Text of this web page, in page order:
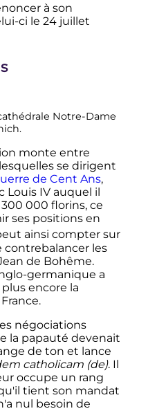
à son
ci le 24 juillet
Notre-Dame
monte entre
se dirigent
de Cent Ans,
Louis IVauquel il
300 000 florins, ce
ses positions en
ainsi compter sur
contrebalancer les
de Bohême.
germanique a
encore la
négociations
la papauté devenait
de ton et lance
catholicam (de). Il
occupe un rang
tient son mandat
nul besoin de